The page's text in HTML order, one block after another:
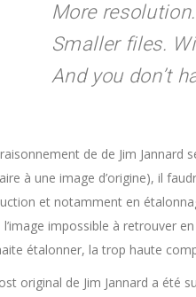
More
Smaller files.
And you don’t
de de Jim
à une image d’origine), il
et notamment en
l’image impossible à retrouver
étalonner, la trop haute
original de Jim Jannard a été